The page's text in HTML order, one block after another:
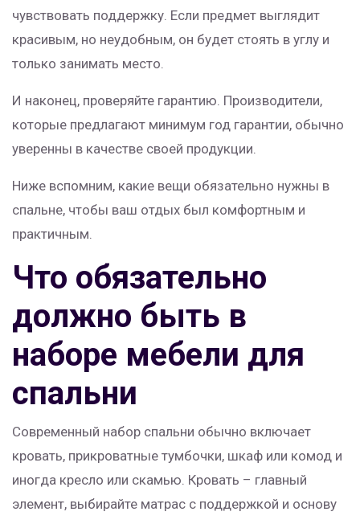
чувствовать поддержку. Если предмет выглядит
красивым, но неудобным, он будет стоять в углу и
только занимать место.
И наконец, проверяйте гарантию. Производители,
которые предлагают минимум год гарантии, обычно
уверенны в качестве своей продукции.
Ниже вспомним, какие вещи обязательно нужны в
спальне, чтобы ваш отдых был комфортным и
практичным.
Что обязательно
должно быть в
наборе мебели для
спальни
Современный набор спальни обычно включает
кровать, прикроватные тумбочки, шкаф или комод и
иногда кресло или скамью. Кровать – главный
элемент, выбирайте матрас с поддержкой и основу